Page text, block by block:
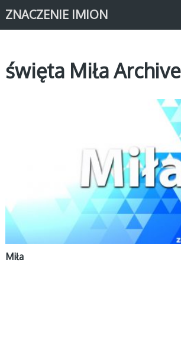
ZNACZENIE IMION
święta Miła Archive
Miła